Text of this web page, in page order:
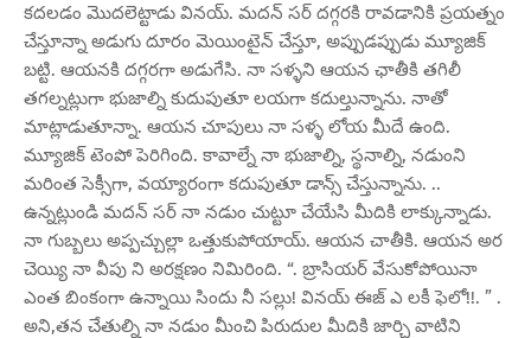
కదలడం మొదలెట్టాడు వినయ్. మదన్ సర్ దగ్గరకి రావడానికి ప్రయత్నం
చేస్తూన్నా అడుగు దూరం మెయింటైన్ చేస్తూ, అప్పుడప్పుడు మ్యూజిక్
బట్టి. ఆయనకి దగ్గరగా అడుగేసి. నా సళ్ళని ఆయన ఛాతీకి తగిలీ
తగల్నట్లుగా భుజాల్ని కుదుపుతూ లయగా కదుల్తున్నాను. నాతో
మాట్లాడుతూన్నా. ఆయన చూపులు నా సళ్ళ లోయ మీదే ఉంది.
మ్యూజిక్ టెంపో పెరిగింది. కావాల్నే నా భుజాల్ని, స్థనాల్ని, నడుంని
మరింత సెక్సీగా, వయ్యారంగా కదుపుతూ డాన్స్ చేస్తున్నాను. ..
ఉన్నట్లుండి మదన్ సర్ నా నడుం చుట్టూ చేయేసి మీదికి లాక్కున్నాడు.
నా గుబ్బలు అప్పచ్చుల్లా ఒత్తుకుపోయాయ్. ఆయన చాతీకి. ఆయన అర
చెయ్యి నా వీపు ని అరక్షణం నిమిరింది. “. బ్రాసియర్ వేసుకోపోయినా
ఎంత బింకంగా ఉన్నాయి సిందు నీ సల్లు! వినయ్ ఈజ్ ఎ లకీ ఫెలో!!. ” .
అని,తన చేతుల్ని నా నడుం మీంచి పిరుదుల మీదికి జార్చి వాటిని